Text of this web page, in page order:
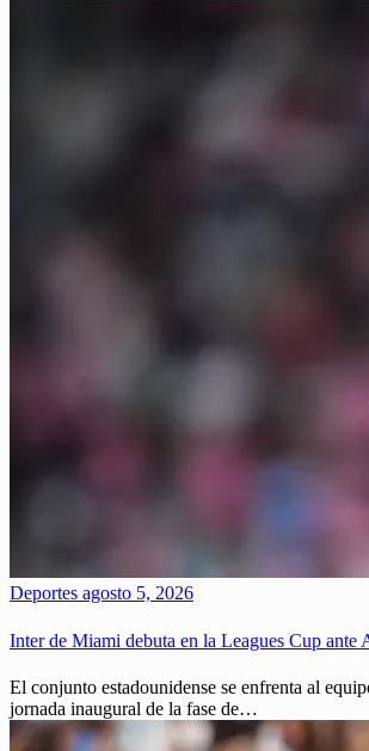
Deportes agosto 5, 2026
Inter de Miami debuta en la Leagues Cup ante
El conjunto estadounidense se enfrenta al
jornada inaugural de la fase de…